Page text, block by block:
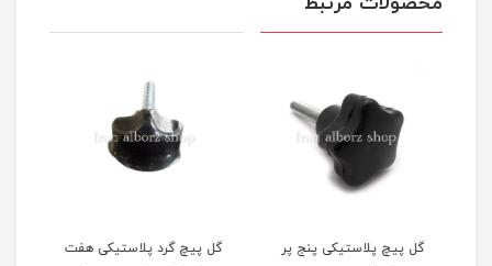
گل پیچ پلاستیکی پنج پر
گل پیچ گرد پلاستیکی هفت